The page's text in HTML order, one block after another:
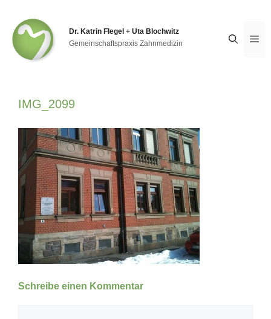
springen
Dr. Katrin Flegel + Uta Blochwitz
Gemeinschaftspraxis Zahnmedizin
IMG_2099
Schreibe einen Kommentar